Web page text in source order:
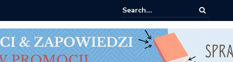
Znak: książki od 2,90 zł do zamówienia